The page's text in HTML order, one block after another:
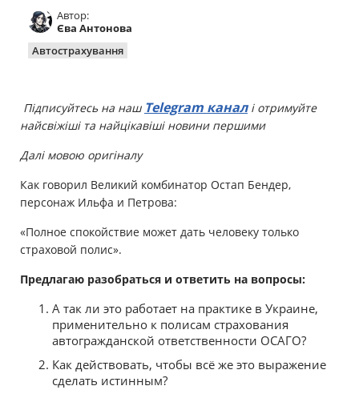
Майно
Новини
Партнерська програма
Реферальна програма
Автор:
Єва Антонова
Автострахування
Підписуйтесь на наш Telegram каналі отримуйте
найсвіжіші та найцікавіші новини першими
Далі мовою оригіналу
Как говорил Великий комбинатор Остап Бендер,
персонаж Ильфа и Петрова:
«Полное спокойствие может дать человеку только
страховой полис».
Предлагаю разобраться и ответить на вопросы:
А так ли это работает на практике в Украине,
применительно к полисам страхования
автогражданской ответственности ОСАГО?
Как действовать, чтобы всё же это выражение
сделать истинным?